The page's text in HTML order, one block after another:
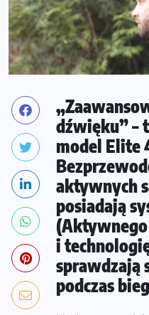
dźwięku” –
model Elite
aktywnych
posiadają
i
sprawdzają
podczas